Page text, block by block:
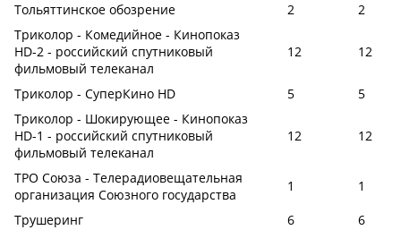
Тольяттинское обозрение
2
2
Триколор - Комедийное - Кинопоказ
HD-2 - российский спутниковый
фильмовый телеканал
12 12
Триколор - СуперКино HD 5
5
Триколор - Шокирующее - Кинопоказ
HD-1 - российский спутниковый
фильмовый телеканал
12 12
ТРО Союза - Телерадиовещательная
организация Союзного государства
1
1
Трушеринг
6
6